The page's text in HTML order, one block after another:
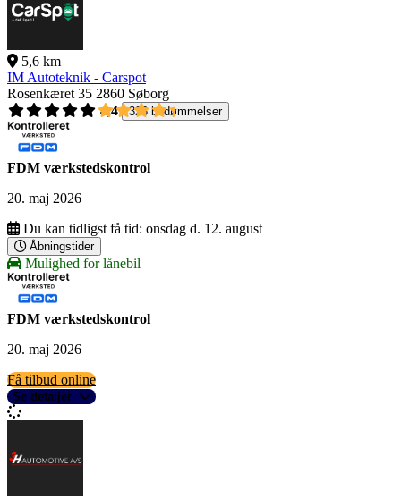
5,6 km
IM Autoteknik - Carspot
Rosenkæret 35 2860 Søborg
4,4
326 bedømmelser
FDM værkstedskontrol
20. maj 2026
Du kan tidligst få tid: onsdag d. 12. august
Åbningstider
Mulighed for lånebil
FDM værkstedskontrol
20. maj 2026
Få tilbud online
Se detaljer